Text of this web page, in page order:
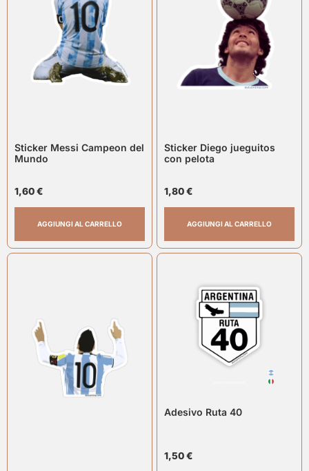
Sticker Messi Campeon del
Mundo
1,60€
AGGIUNGI AL CARRELLO
Sticker Diego jueguitos
con pelota
1,80€
AGGIUNGI AL CARRELLO
Adesivo Ruta 40
1,50€